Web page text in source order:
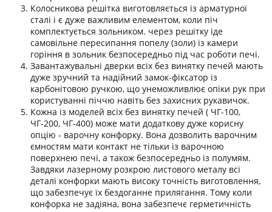
Колосникова решітка виготовляється із арматурної
сталі і є дуже важливим елементом, коли піч
комплектується зольником. через решітку іде
самовільне пересипання попелу (золи) із камери
горіння в зольник безпосередньо під час роботи печі.
Завантажувальні дверки всіх без винятку печей мають
дуже зручний та надійний замок-фіксатор із
карбонітовою ручкою, що унеможливлює опіки рук при
користуванні піччю навіть без захисних рукавичок.
Кожна із моделей всіх без винятку печей ( ЧГ-100,
ЧГ-200, ЧГ-400) може мати додаткову дуже корисну
опцію - варочну конфорку. Вона дозволить варочним
ємностям мати контакт не тільки із варочною
поверхнею печі, а також безпосередньо із полумям.
Завдяки лазерному розкрою листового металу всі
деталі конфорки мають високу точність виготовлення,
що забезпечує їх бездоганне прилягання. Тому коли
конфорка не задіяна, вона забезпечє герметичність